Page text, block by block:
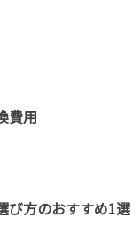
費用
び方のおすすめ1選